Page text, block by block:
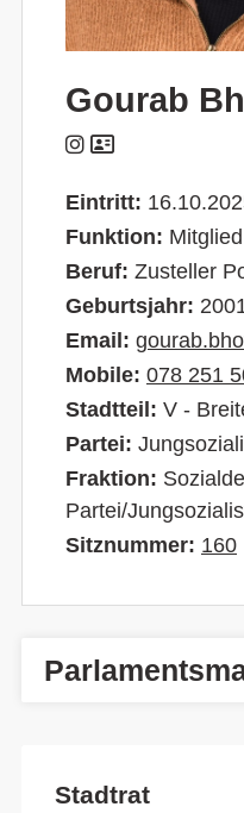
Gourab
Eintritt:
Funktion: Mitglied
Beruf: Zusteller
Geburtsjahr:
Email:
Mobile: 078 251
Stadtteil: V -
Partei:
Fraktion:
Partei/
Sitznummer: 160
Stadtrat